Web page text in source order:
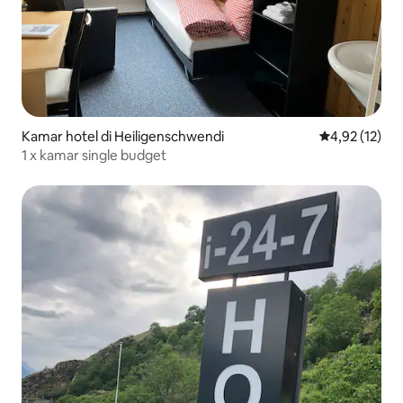
Kamar hotel di Heiligenschwendi Nilai rata-
4,92 (12)
1 x kamar single budget